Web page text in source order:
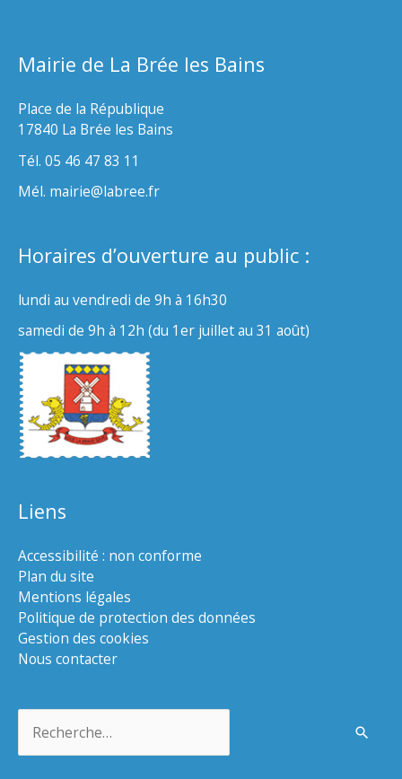
Mairie de La Brée les Bains
Place de la République
17840 La Brée les Bains
Tél. 05 46 47 83 11
Mél. mairie@labree.fr
Horaires d’ouverture au public :
lundi au vendredi de 9h à 16h30
samedi de 9h à 12h (du 1er juillet au 31 août)
Liens
Accessibilité : non conforme
Plan du site
Mentions légales
Politique de protection des données
Gestion des cookies
Nous contacter